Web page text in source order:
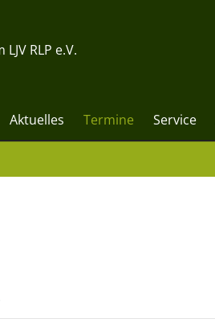
RLP e.V.
Aktuelles Termine Service